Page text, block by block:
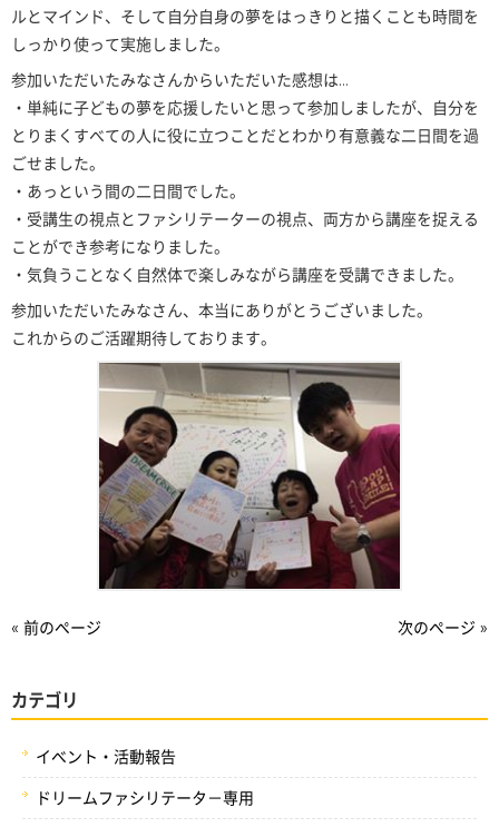
ルとマインド、そして自分自身の夢をはっきりと描くことも時間を
しっかり使って実施しました。
参加いただいたみなさんからいただいた感想は…
・単純に子どもの夢を応援したいと思って参加しましたが、自分を
とりまくすべての人に役に立つことだとわかり有意義な二日間を過
ごせました。
・あっという間の二日間でした。
・受講生の視点とファシリテーターの視点、両方から講座を捉える
ことができ参考になりました。
・気負うことなく自然体で楽しみながら講座を受講できま した。
参加いただいたみなさん、本当にありがとうございました。
これからのご活躍期待しております。
« 前のページ 次のページ »
カテゴリ
イベント・活動報告
ドリームファシリテータ－専用